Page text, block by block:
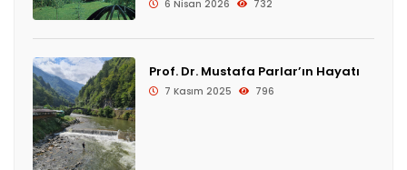
6 Nisan 2026 732
Prof. Dr. Mustafa Parlar’ın Hayatı
7 Kasım 2025 796